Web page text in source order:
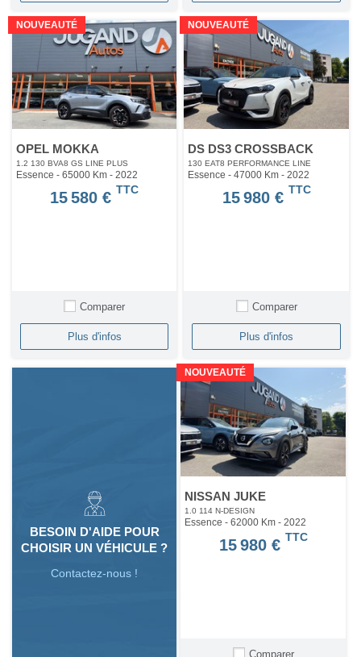
NOUVEAUTÉ
OPEL MOKKA
1.2 130 BVA8 GS LINE PLUS
Essence - 65000 Km - 2022
15 580 € TTC
Comparer
Plus d'infos
NOUVEAUTÉ
DS DS3 CROSSBACK
130 EAT8 PERFORMANCE LINE
Essence - 47000 Km- 2022
15 980 € TTC
Comparer
Plus d'infos
BESOIN D'AIDE POUR
CHOISIR UN VÉHICULE ?
Contactez-nous !
NOUVEAUTÉ
NISSAN JUKE
1.0 114 N-DESIGN
Essence - 62000 Km- 2022
15 980 € TTC
Comparer